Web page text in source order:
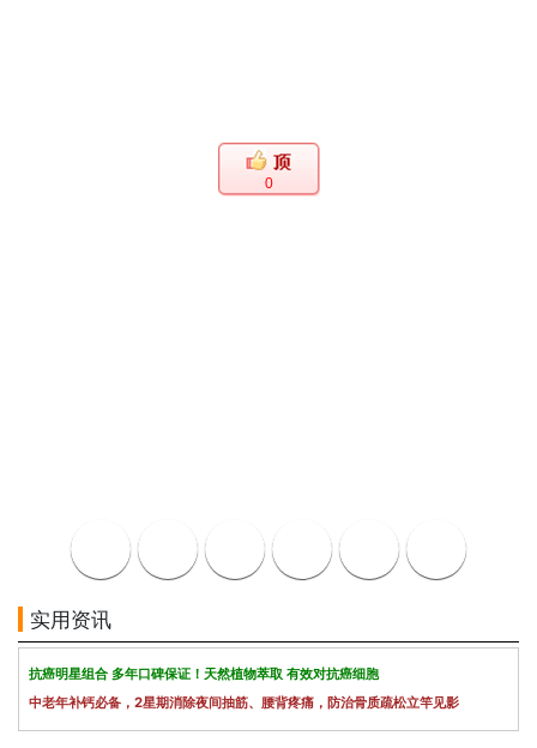
0
实用资讯
抗癌明星组合 多年口碑保证！天然植物萃取 有效对抗癌细胞
中老年补钙必备，2星期消除夜间抽筋、腰背疼痛，防治骨质疏松立竿见影